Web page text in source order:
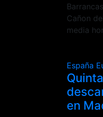
Cañon
media
España
en